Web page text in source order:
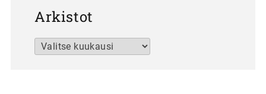
Arkistot
Arkistot